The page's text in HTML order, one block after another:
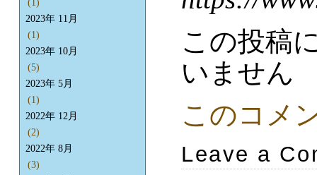
この投稿
いません
このコメ
Leave a
(1)
2023年 11月
(1)
2023年 10月
(5)
2023年 5月
(1)
2022年 12月
(2)
2022年 8月
(3)